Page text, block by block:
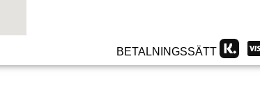
BETALNINGSSÄTT